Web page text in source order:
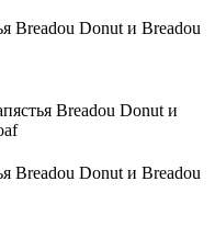
Breadou Donut и Breadou
Breadou Donut и Breadou